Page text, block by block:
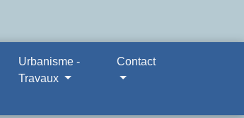
Urbanisme -
Travaux
Contact